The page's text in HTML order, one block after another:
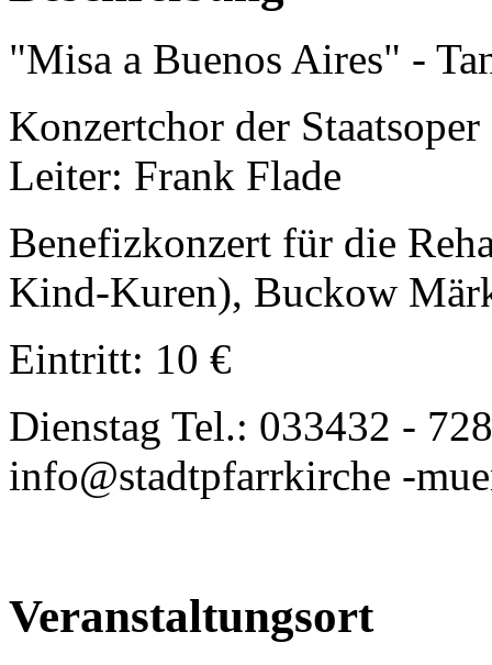
"Misa a Buenos Aires" -
Konzertchor der
Leiter: Frank Flade
Benefizkonzert für die
Kind-Kuren), Buckow
Eintritt: 10 €
Dienstag Tel.: 033432 -
info@stadtpfarrkirche -
Veranstaltungsort